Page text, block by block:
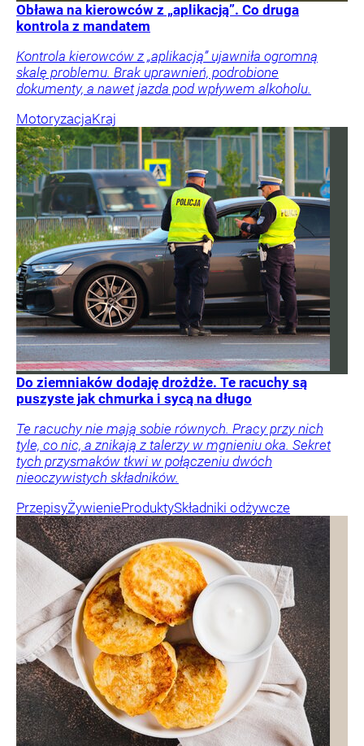
Obława na kierowców z „aplikacją”. Co druga
kontrola z mandatem
Kontrola kierowców z „aplikacją” ujawniła ogromną
skalę problemu. Brak uprawnień, podrobione
dokumenty, a nawet jazda pod wpływem alkoholu.
MotoryzacjaKraj
Do ziemniaków dodaję drożdże. Te racuchy są
puszyste jak chmurka i sycą na długo
Te racuchy nie mają sobie równych. Pracy przy nich
tyle, co nic, a znikają z talerzy w mgnieniu oka. Sekret
tych przysmaków tkwi w połączeniu dwóch
nieoczywistych składników.
PrzepisyŻywienieProduktySkładniki odżywcze